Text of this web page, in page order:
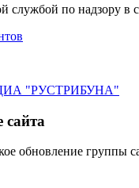
службой по надзору
"РУСТРИБУНА"
сайта
обновление группы